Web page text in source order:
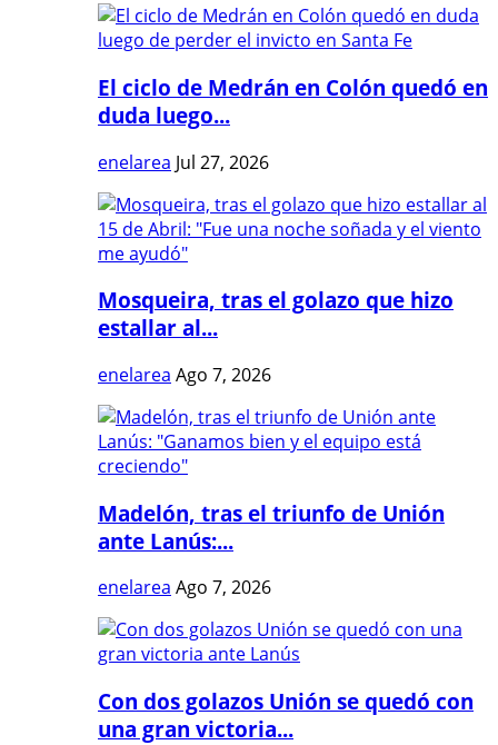
El ciclo de Medrán en Colón quedó en
duda luego...
enelarea Jul 27, 2026
Mosqueira, tras el golazo que hizo
estallar al...
enelarea Ago 7, 2026
Madelón, tras el triunfo de Unión
ante Lanús:...
enelarea Ago 7, 2026
Con dos golazos Unión se quedó con
una gran victoria...